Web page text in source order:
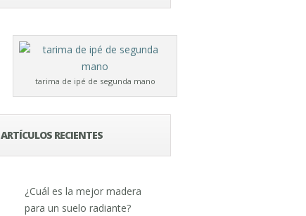
tarima de ipé de segunda mano
ARTÍCULOS RECIENTES
¿Cuál es la mejor madera
para un suelo radiante?